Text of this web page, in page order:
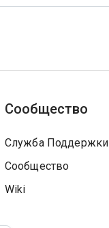
Сообщество
Служба Поддержки
Сообщество
Wiki